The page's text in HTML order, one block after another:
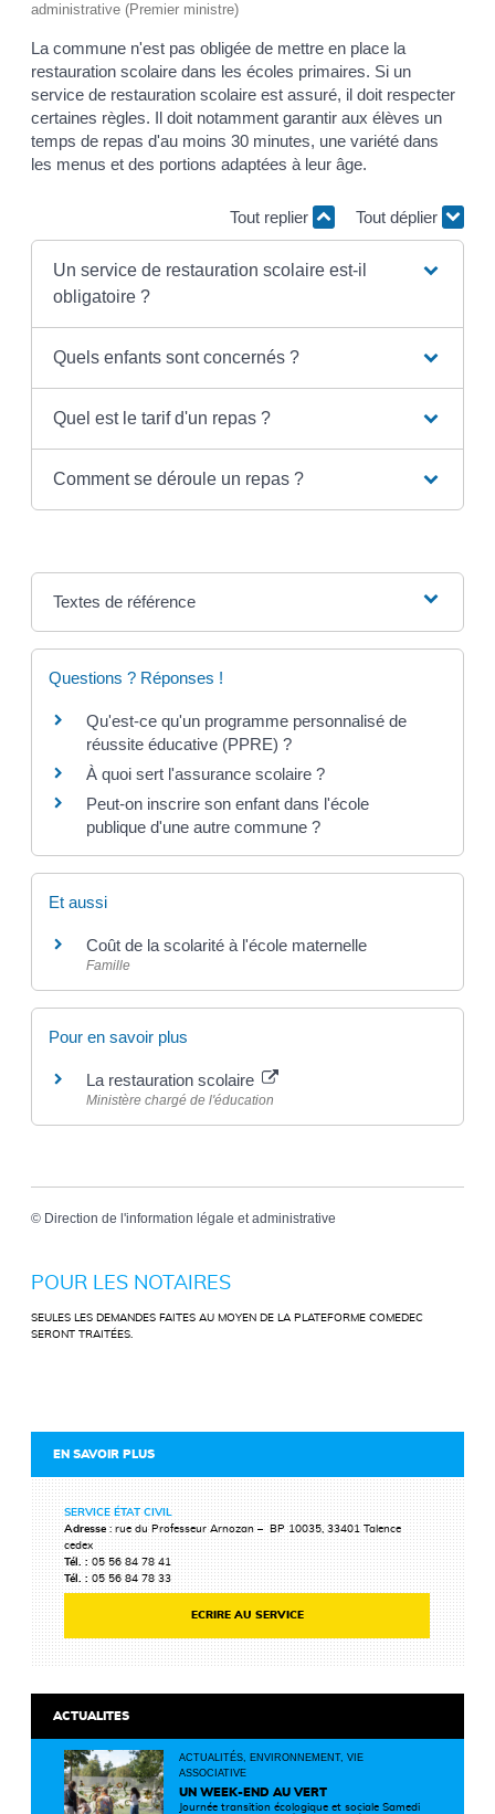
administrative (Premier ministre)
La commune n'est pas obligée de mettre en place la
restauration scolaire dans les écoles primaires. Si un
service de restauration scolaire est assuré, il doit respecter
certaines règles. Il doit notamment garantir aux élèves un
temps de repas d'au moins 30 minutes, une variété dans
les menus et des portions adaptées à leur âge.
Tout replier Tout déplier
Un service de restauration scolaire est-il
obligatoire ?
Quels enfants sont concernés ?
Quel est le tarif d'un repas ?
Comment se déroule un repas ?
Textes de référence
Questions ? Réponses !
Qu'est-ce qu'un programme personnalisé de
réussite éducative (PPRE) ?
À quoi sert l'assurance scolaire ?
Peut-on inscrire son enfant dans l'école
publique d'une autre commune ?
Et aussi
Coût de la scolarité à l'école maternelle
Famille
Pour en savoir plus
La restauration scolaire
Ministère chargé de l'éducation
© Direction de l'information légale et administrative
POUR LES NOTAIRES
SEULES LES DEMANDES FAITES AU MOYEN DE LA PLATEFORME COMEDEC
SERONT TRAITÉES.
EN SAVOIR PLUS
SERVICE ÉTAT CIVIL
Adresse : rue du Professeur Arnozan – BP 10035, 33401 Talence
cedex
Tél. :05 56 84 78 41
Tél. :05 56 84 78 33
ECRIRE AU SERVICE
ACTUALITES
ACTUALITÉS, ENVIRONNEMENT, VIE
ASSOCIATIVE
UN WEEK-END AU VERT
Journée transition écologique et sociale Samedi